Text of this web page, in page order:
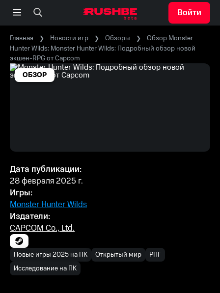
Войти
Главная Новости игр Обзоры
Обзор Monster
Hunter Wilds: Monster Hunter Wilds: Подробный обзор новой
экшен-RPG от Capcom
ОБЗОР
Дата публикации:
28 февраля 2025 г.
Игры:
Monster Hunter Wilds
Издатели:
CAPCOM Co., Ltd.
Новые игры 2025 на ПК Открытый мир
РПГ
Исследование на ПК